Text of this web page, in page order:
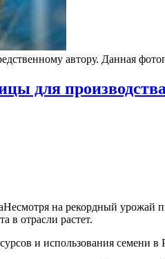
автору. Данная
для
на рекордный
в отрасли растет.
и использования семени